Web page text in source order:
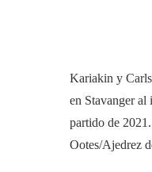
Kariakin y
en Stavanger al
partido de 2021.
Ootes/Ajedrez